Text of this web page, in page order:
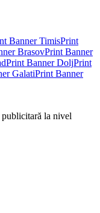
BannerTimisPrint
BrasovPrint Banner
Print BannerDoljPrint
GalatiPrint Banner
la nivel